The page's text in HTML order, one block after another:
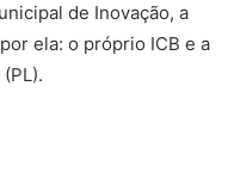
de Inovação, a
ela: o próprio ICB e a